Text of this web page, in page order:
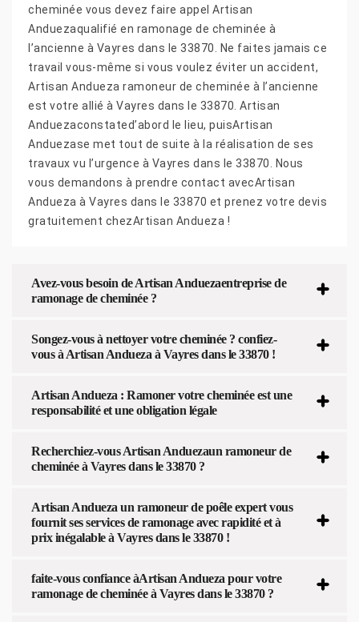
cheminée vous devez faire appel Artisan
Anduezaqualifié en ramonage de cheminée à
l’ancienne à Vayres dans le 33870. Ne faites jamais ce
travail vous-même si vous voulez éviter un accident,
Artisan Andueza ramoneur de cheminée à l’ancienne
est votre allié à Vayres dans le 33870. Artisan
Anduezaconstated’abord le lieu, puisArtisan
Anduezase met tout de suite à la réalisation de ses
travaux vu l’urgence à Vayres dans le 33870. Nous
vous demandons à prendre contact avecArtisan
Andueza à Vayres dans le 33870 et prenez votre devis
gratuitement chezArtisan Andueza !
Avez-vous besoin de Artisan Anduezaentreprise de
ramonage de cheminée ?
Songez-vous à nettoyer votre cheminée ? confiez-
vous à Artisan Andueza à Vayres dans le 33870 !
Artisan Andueza : Ramoner votre cheminée est une
responsabilité et une obligation légale
Recherchiez-vous Artisan Anduezaun ramoneur de
cheminée à Vayres dans le 33870 ?
Artisan Andueza un ramoneur de poêle expert vous
fournit ses services de ramonage avec rapidité et à
prix inégalable à Vayres dans le 33870 !
faite-vous confiance àArtisan Andueza pour votre
ramonage de cheminée à Vayres dans le 33870 ?